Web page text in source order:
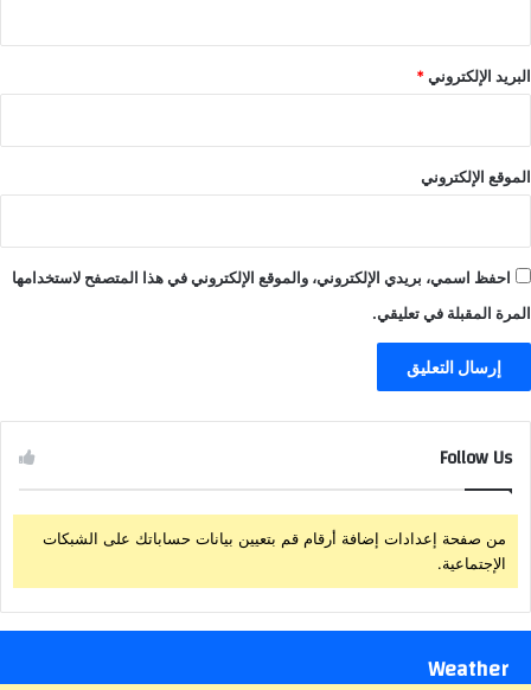
البريد الإلكتروني*
الموقع الإلكتروني
احفظ اسمي، بريدي الإلكتروني، والموقع الإلكتروني في هذا المتصفح لاستخدامها
المرة المقبلة في تعليقي.
Follow Us
من صفحة إعدادات إضافة أرقام قم بتعيين بيانات حساباتك على الشبكات
الإجتماعية.
Weather